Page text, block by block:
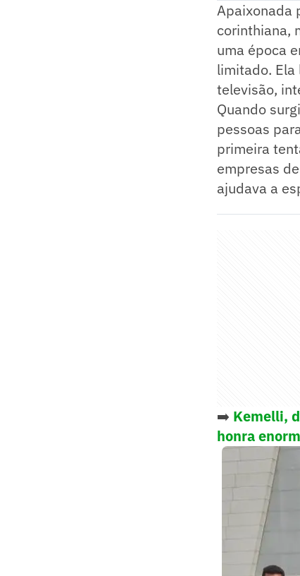
Apaixonada
corinthiana,
uma época
limitado.
televisão,
Quando
pessoas
primeira
empresas
ajudava a
➡️ Kemelli,
honra